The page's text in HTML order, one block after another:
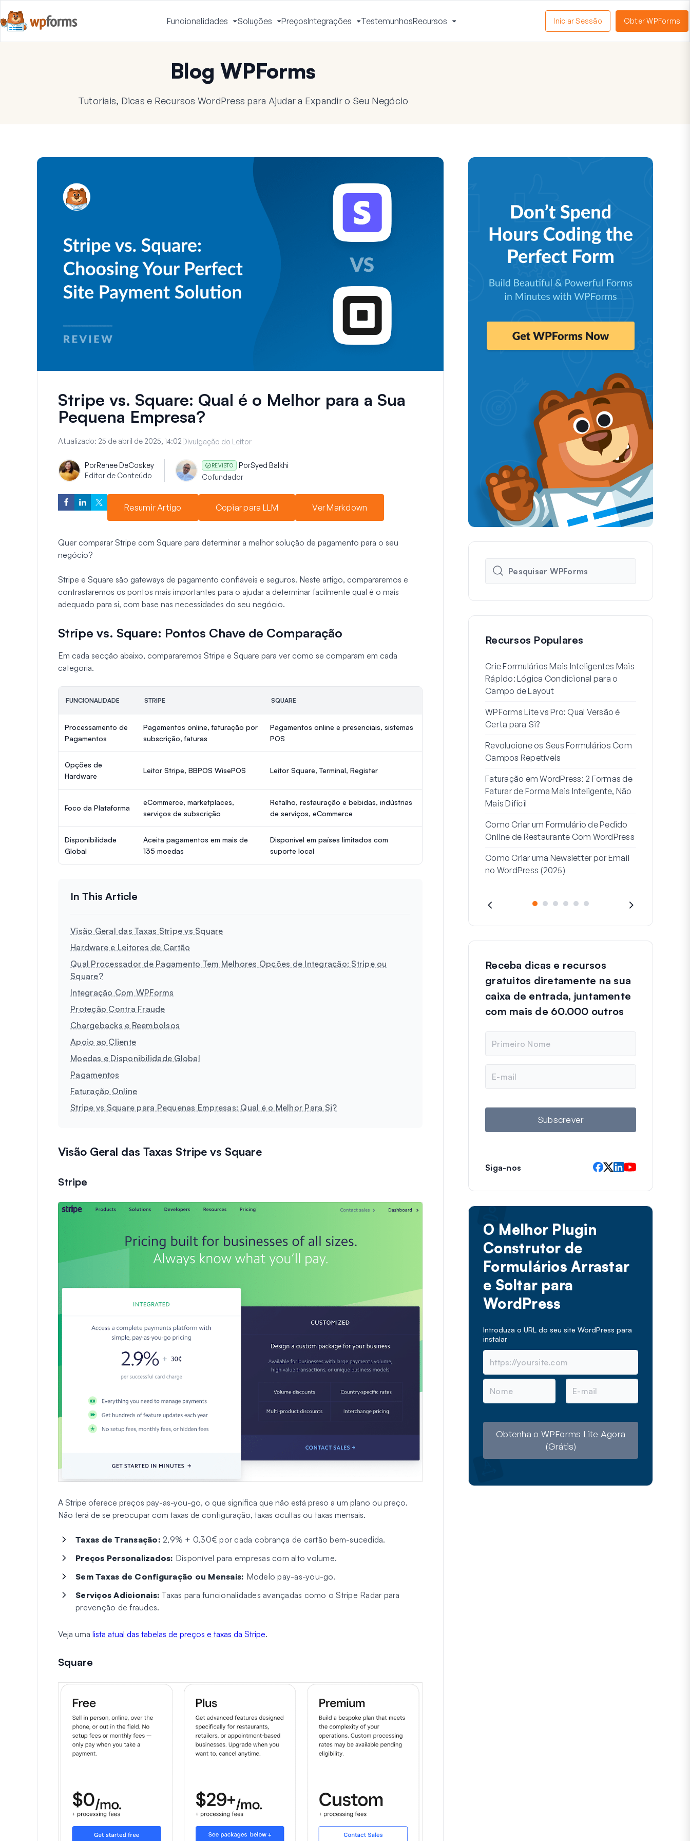
Funcionalidades
Ativar
Menu
Soluções
Ativar
Menu
PreçosIntegrações
Ativar
Menu
TestemunhosRecursos
Menu
Iniciar Sessão Obter WPForms
Blog WPForms
Tutoriais, Dicas e Recursos WordPress para Ajudar a Expandir o Seu Negócio
Stripe vs. Square: Qual é o Melhor para a Sua
Pequena Empresa?
Atualizado: 25 de abril de 2025, 14:02Divulgação do Leitor
PorRenee DeCoskey
Editor de Conteúdo
REVISTO PorSyed Balkhi
Cofundador
Resumir Artigo Copiar para LLM Ver Markdown
Quer comparar Stripe com Square para determinar a melhor solução de pagamento para o seu
negócio?
Stripe e Square são gateways de pagamento confiáveis e seguros. Neste artigo, compararemos e
contrastaremos os pontos mais importantes para o ajudar a determinar facilmente qual é o mais
adequado para si, com base nas necessidades do seu negócio.
Stripe vs. Square: Pontos Chave de Comparação
Em cada secção abaixo, compararemos Stripe e Square para ver como se comparam em cada
categoria.
FUNCIONALIDADE STRIPE SQUARE
Processamento de
Pagamentos
Pagamentos online, faturação por
subscrição, faturas
Pagamentos online e presenciais, sistemas
POS
Opções de
Hardware
Leitor Stripe, BBPOS WisePOS Leitor Square, Terminal, Register
Foco da Plataforma
eCommerce, marketplaces,
serviços de subscrição
Retalho, restauração e bebidas, indústrias
de serviços, eCommerce
Disponibilidade
Global
Aceita pagamentos em mais de
135 moedas
Disponível em países limitados com
suporte local
Visão Geral das Taxas Stripe vs Square
Hardware e Leitores de Cartão
Qual Processador de Pagamento Tem Melhores Opções de Integração: Stripe ou
Square?
Integração Com WPForms
Proteção Contra Fraude
Chargebacks e Reembolsos
Apoio ao Cliente
Moedas e Disponibilidade Global
Pagamentos
Faturação Online
Stripe vs Square para Pequenas Empresas: Qual é o Melhor Para Si?
Visão Geral das Taxas Stripe vs Square
Stripe
A Stripe oferece preços pay-as-you-go, o que significa que não está preso a um plano ou preço.
Não terá de se preocupar com taxas de configuração, taxas ocultas ou taxas mensais.
Taxas de Transação: 2,9% + 0,30€ por cada cobrança de cartão bem-sucedida.
Preços Personalizados: Disponível para empresas com alto volume.
Sem Taxas de Configuração ou Mensais: Modelo pay-as-you-go.
Serviços Adicionais:Taxas para funcionalidades avançadas como o Stripe Radar para
prevenção de fraudes.
Veja uma lista atual das tabelas de preços e taxas da Stripe.
Square
Recursos Populares
Crie Formulários Mais Inteligentes Mais
Rápido: Lógica Condicional para o
Campo de Layout
WPForms Lite vs Pro: Qual Versão é
Certa para Si?
Revolucione os Seus Formulários Com
Campos Repetíveis
Faturação em WordPress: 2 Formas de
Faturar de Forma Mais Inteligente, Não
Mais Difícil
Como Criar um Formulário de Pedido
Online de Restaurante Com WordPress
Como Criar uma Newsletter por Email
no WordPress (2025)
Receba dicas e recursos
gratuitos diretamente na sua
caixa de entrada, juntamente
com mais de 60.000 outros
m
e
a
l
Subscrever
Siga-nos
O Melhor Plugin
Construtor de
Formulários Arrastar
e Soltar para
WordPress
Introduza o URL do seu site WordPress para
instalar
N
m
E
a
Obtenha o WPForms Lite Agora
(Grátis)